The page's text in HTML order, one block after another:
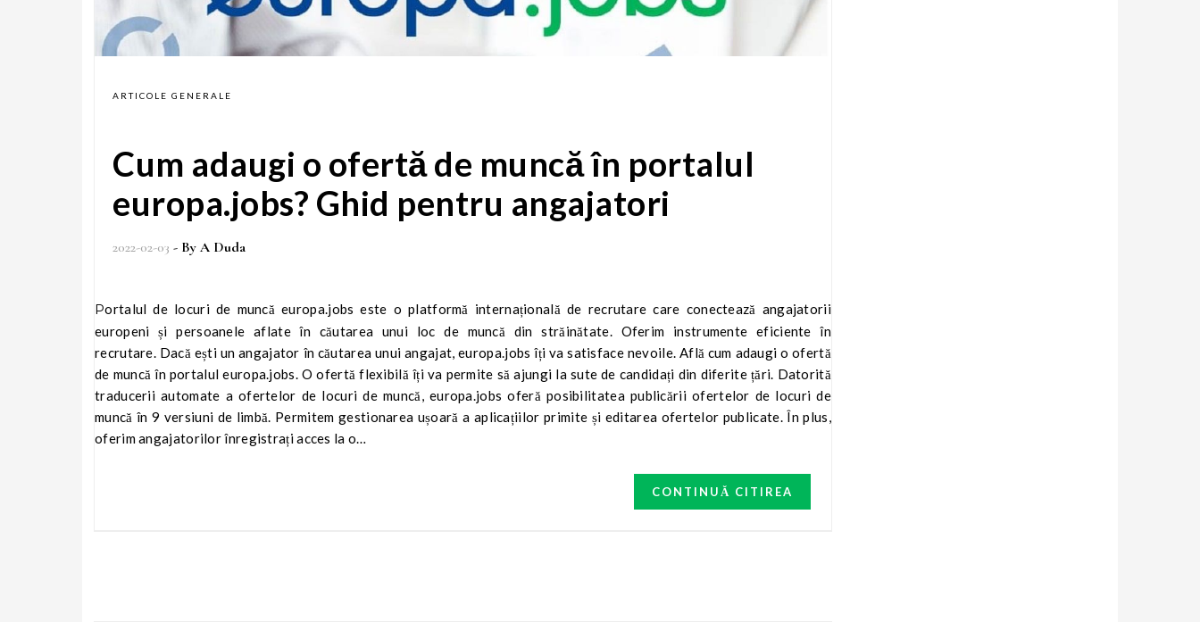
ARTICOLE GENERALE
Cum adaugi o ofertă de muncă în portalul
europa.jobs? Ghid pentru angajatori
2022-02-03 - By A Duda
Portalul de locuri de muncă europa.jobs este o platformă internațională de recrutare care conectează angajatorii
europeni și persoanele aflate în căutarea unui loc de muncă din străinătate. Oferim instrumente eficiente în
recrutare. Dacă ești un angajator în căutarea unui angajat, europa.jobs îți va satisface nevoile. Află cum adaugi o ofertă
de muncă în portalul europa.jobs. O ofertă flexibilă îți va permite să ajungi la sute de candidați din diferite țări. Datorită
traducerii automate a ofertelor de locuri de muncă, europa.jobs oferă posibilitatea publicării ofertelor de locuri de
muncă în 9 versiuni de limbă. Permitem gestionarea ușoară a aplicațiilor primite și editarea ofertelor publicate. În plus,
oferim angajatorilor înregistrați acces la o…
CONTINUĂ CITIREA